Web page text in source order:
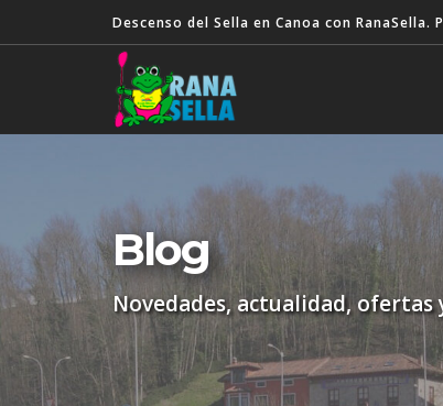
Descenso del Sella en Canoa con
Blog
Novedades, actualidad, ofertas